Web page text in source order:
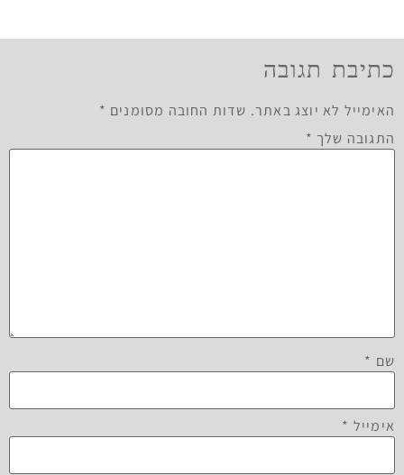
כתיבת תגובה
האימייל לא יוצג באתר. שדות החובה מסומנים *
התגובה שלך *
שם *
אימייל *